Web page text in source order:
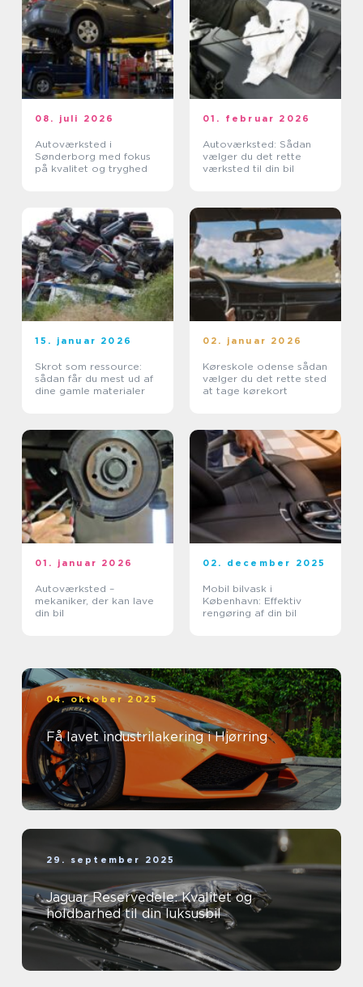
08. juli 2026
Autoværksted i
Sønderborg med fokus
på kvalitet og tryghed
01. februar 2026
Autoværksted: Sådan
vælger du det rette
værksted til din bil
15. januar 2026
Skrot som ressource:
sådan får du mest ud af
dine gamle materialer
02. januar 2026
Køreskole odense sådan
vælger du det rette sted
at tage kørekort
01. januar 2026
Autoværksted –
mekaniker, der kan lave
din bil
02. december 2025
Mobil bilvask i
København: Effektiv
rengøring af din bil
04. oktober 2025
Få lavet industrilakering i Hjørring
29. september 2025
Jaguar Reservedele: Kvalitet og
holdbarhed til din luksusbil